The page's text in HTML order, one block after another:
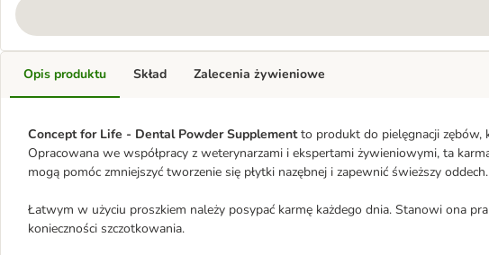
Opis produktu
Concept for Life - Dental Powder Supplementto produkt do pielęgnacji zębów,
Opracowana we współpracy z weterynarzami i ekspertami żywieniowymi, ta
mogą pomóc zmniejszyć tworzenie się płytki nazębnej i zapewnić świeższy oddech.
Łatwym w użyciu proszkiem należy posypać karmę każdego dnia. Stanowi ona
konieczności szczotkowania.
Skład Zalecenia żywieniowe